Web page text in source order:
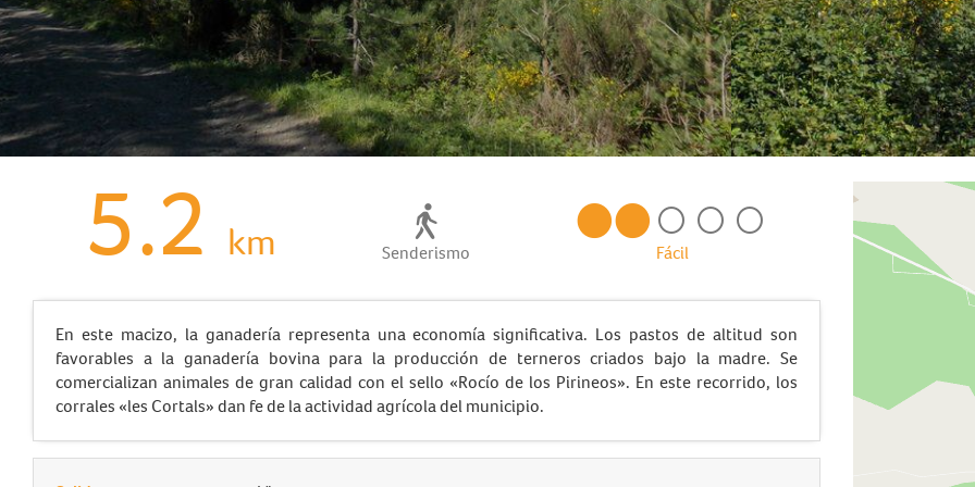
5.2 km Senderismo Fácil
En este macizo, la ganadería representa una economía significativa. Los pastos de altitud son
favorables a la ganadería bovina para la producción de terneros criados bajo la madre. Se
comercializan animales de gran calidad con el sello «Rocío de los Pirineos». En este recorrido, los
corrales «les Cortals» dan fe de la actividad agrícola del municipio.